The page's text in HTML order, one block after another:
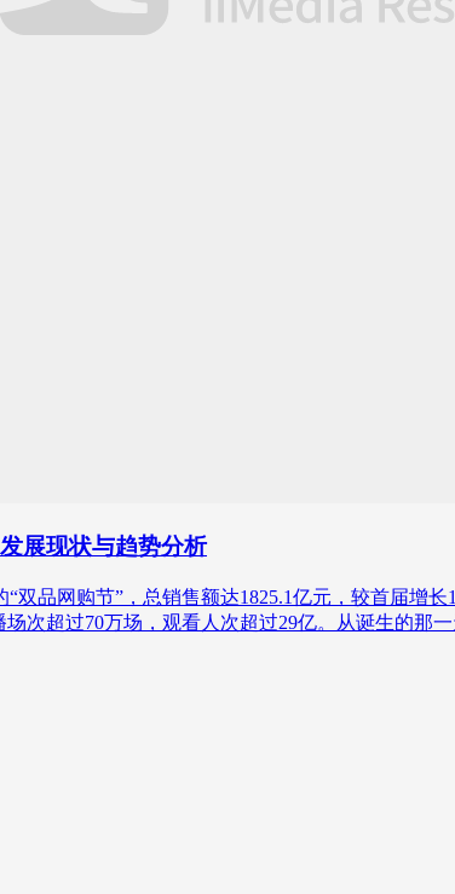
展现状与趋势分析
双品网购节”，总销售额达1825.1亿元，较首届增
次超过70万场，观看人次超过29亿。从诞生的那